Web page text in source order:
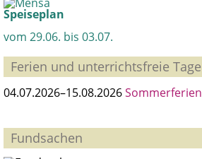
Speiseplan
vom 29.06. bis 03.07.
Ferien und unterrichtsfreie Tage
04.07.2026–15.08.2026Sommerferien
Fundsachen